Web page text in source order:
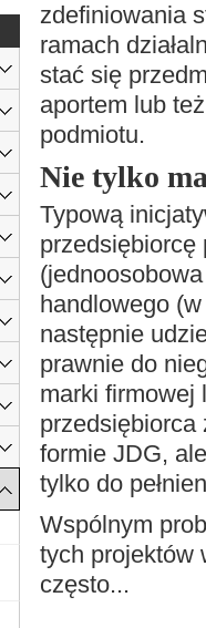
zdefiniowania
ramach
stać się
aportem lub
podmiotu.
Nie tylko
Typową
przedsiębiorcę
handlowego
następnie
prawnie do
marki firmowej
przedsiębiorca
formie JDG,
tylko do
Wspólnym
tych projektów
często...